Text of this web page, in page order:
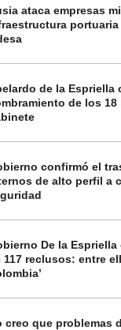
ataca empresas
de la Espriella
de los
confirmó el
de alto perfil a
De la
117 reclusos: entre
creo que problemas